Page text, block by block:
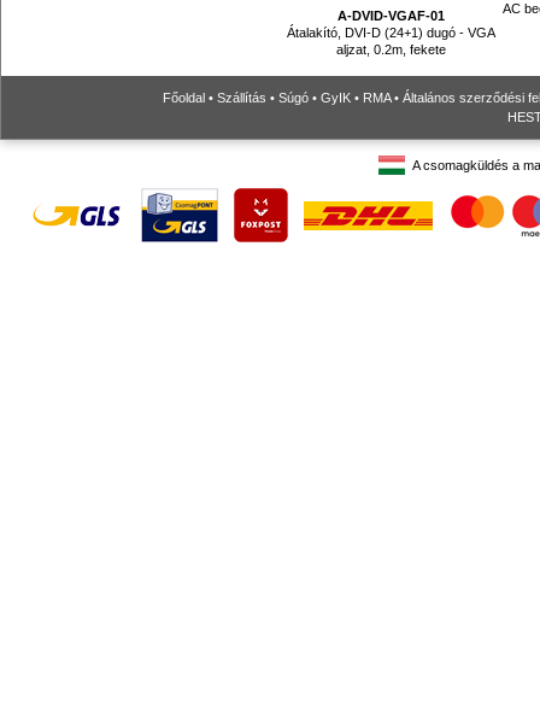
A-DVID-VGAF-01
Átalakító, DVI-D (24+1) dugó - VGA
aljzat, 0.2m, fekete
AC
Főoldal • Szállítás • Súgó • GyIK • RMA• Általános szerződési
A csomagküldés a